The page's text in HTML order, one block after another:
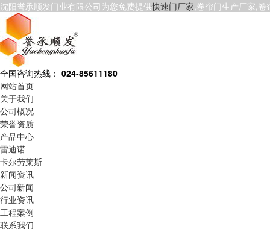
沈阳誉承顺发门业有限公司为您免费提供快速门厂家,卷帘门生产厂家,
全国咨询热线： 024-85611180
网站首页
关于我们
公司概况
荣誉资质
产品中心
雷迪诺
卡尔劳莱斯
新闻资讯
公司新闻
行业资讯
工程案例
联系我们